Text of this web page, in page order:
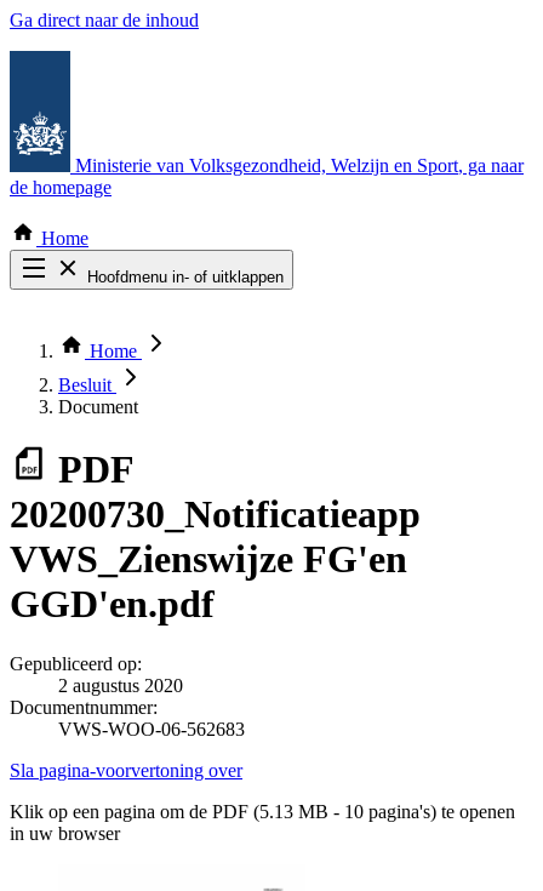
Ga direct naar de inhoud
Ministerie van Volksgezondheid, Welzijn en Sport, ga naar
de homepage
Home
Hoofdmenu in- of uitklappen
Thema COVID-19
Bekijk per bestuursorgaan
Home
Besluit
Document
PDF
20200730_Notificatieapp
VWS_Zienswijze FG'en
GGD'en.pdf
Gepubliceerd op:
2 augustus 2020
Documentnummer:
VWS-WOO-06-562683
Sla pagina-voorvertoning over
Klik op een pagina om de PDF (5.13 MB - 10 pagina's) te openen
in uw browser